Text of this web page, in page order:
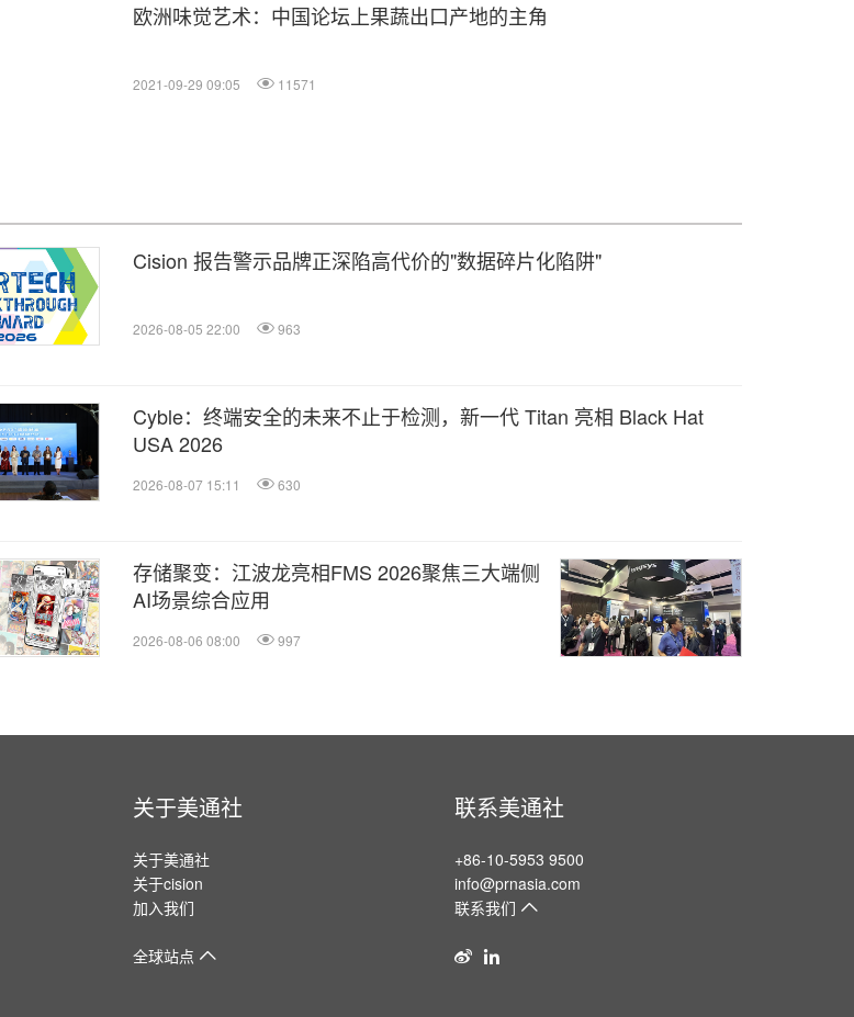
欧洲味觉艺术：中国论坛上果蔬出口产地的主角
2021-09-29 09:05 11571
Cision 报告警示品牌正深陷高代价的"数据碎片化陷阱"
2026-08-05 22:00 963
Cyble：终端安全的未来不止于检测，新一代 Titan 亮相 Black Hat
USA 2026
2026-08-07 15:11 630
存储聚变：江波龙亮相FMS 2026聚焦三大端侧
AI场景综合应用
2026-08-06 08:00 997
关于美通社
关于美通社
关于cision
加入我们
全球站点
联系美通社
+86-10-5953 9500
info@prnasia.com
联系我们